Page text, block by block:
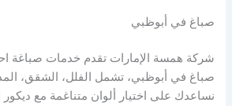
صباغ في أبوظبي
شركة همسة الإمارات تقدم خدمات صباغة
صباغ في أبوظبي، تشمل الفلل، الشقق،
نساعدك على اختيار ألوان متناغمة مع ديكور